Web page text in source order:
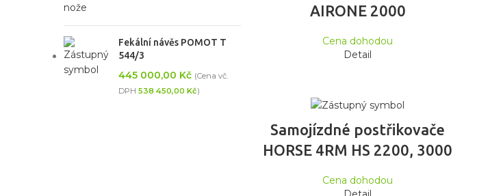
Fekální návěs POMOT T
544/3
445 000,00 Kč (Cena vč.
DPH 538 450,00 Kč)
AIRONE 2000
Cena dohodou
Detail
Samojízdné postřikovače
HORSE 4RM HS 2200, 3000
Cena dohodou